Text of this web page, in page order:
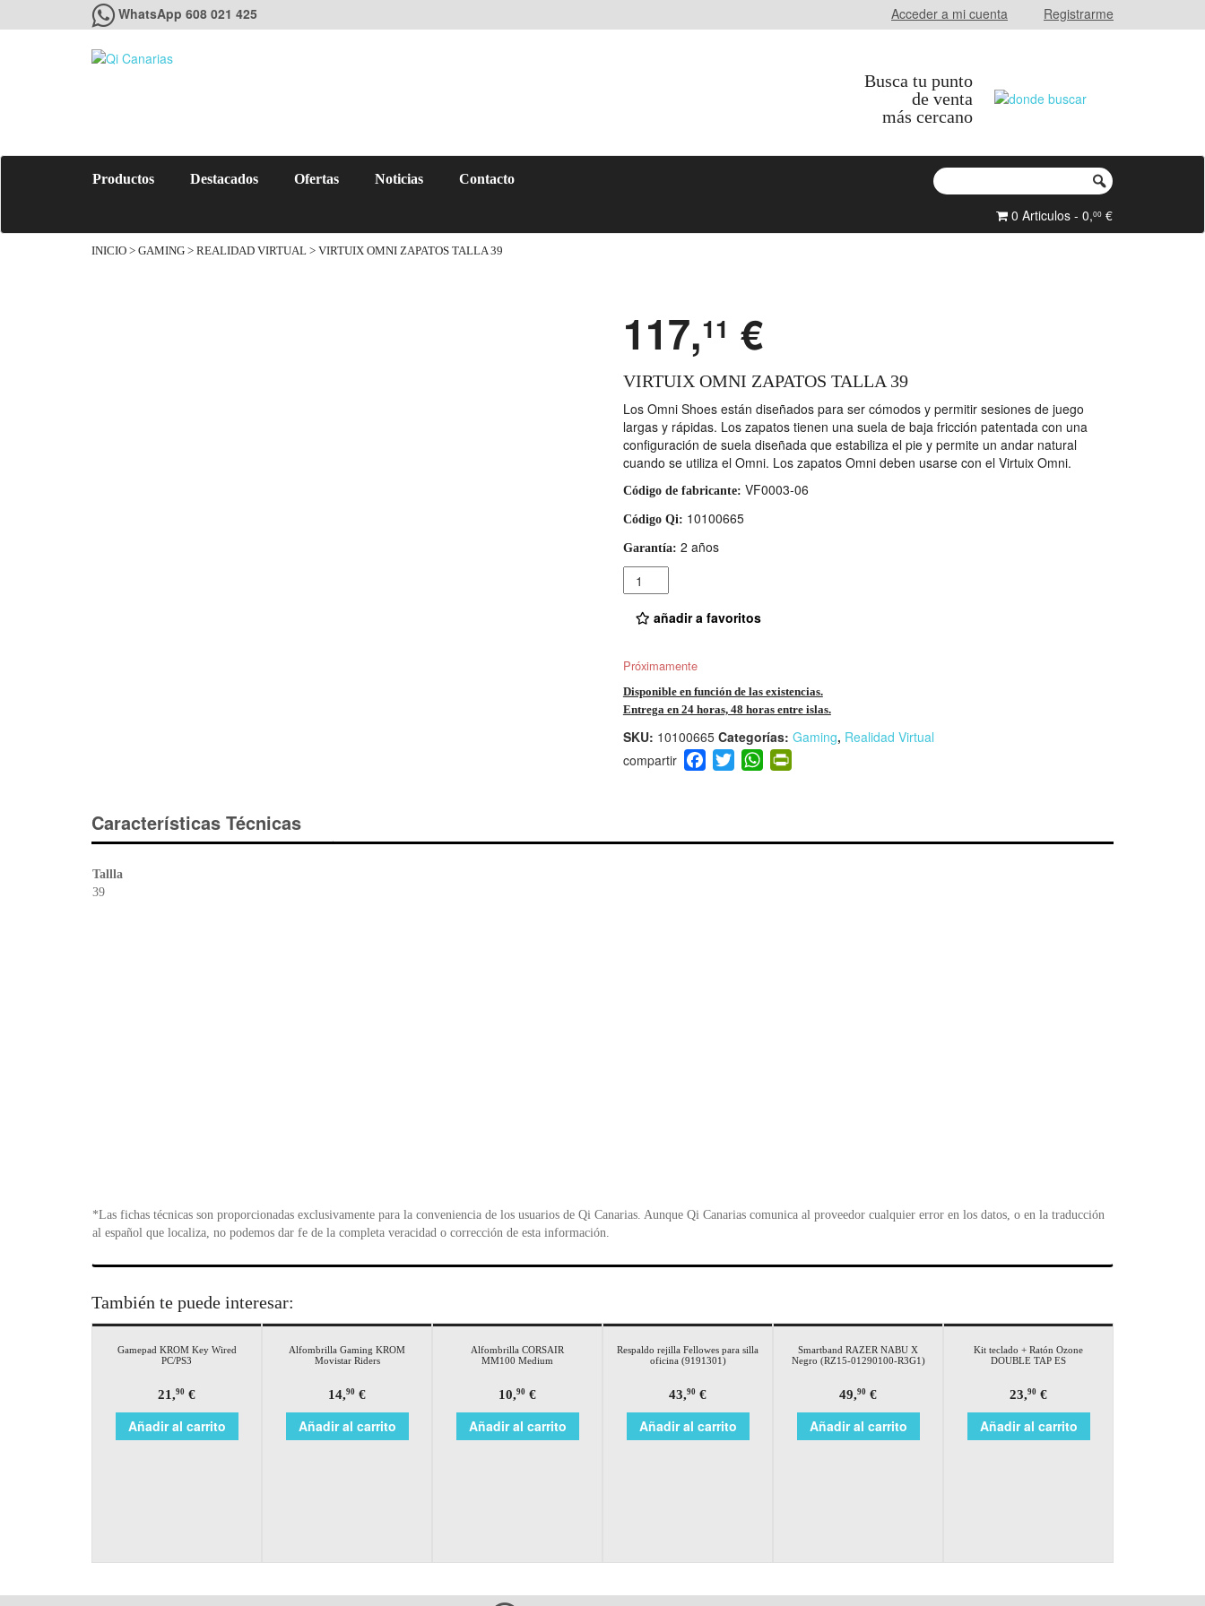
WhatsApp 608 021 425 Acceder a mi cuenta Registrarme
Busca tu punto
de venta
más cercano
Productos Destacados Ofertas Noticias Contacto
0 Articulos - 0,00 €
INICIO > GAMING > REALIDAD VIRTUAL > VIRTUIX OMNI ZAPATOS TALLA 39
117,11 €
VIRTUIX OMNI ZAPATOS TALLA 39
Los Omni Shoes están diseñados para ser cómodos y permitir sesiones de juego
largas y rápidas. Los zapatos tienen una suela de baja fricción patentada con una
configuración de suela diseñada que estabiliza el pie y permite un andar natural
cuando se utiliza el Omni. Los zapatos Omni deben usarse con el Virtuix Omni.
Código de fabricante: VF0003-06
Código Qi: 10100665
Garantía: 2 años
Cantidad
añadir a favoritos
Próximamente
Disponible en función de las existencias.
Entrega en 24 horas, 48 horas entre islas.
SKU: 10100665 Categorías: Gaming, Realidad Virtual
F
a
b
T
wi
W
h
A
Pr
in
e
Características Técnicas
Tallla
39
*Las fichas técnicas son proporcionadas exclusivamente para la conveniencia de los usuarios de Qi Canarias. Aunque Qi Canarias comunica al proveedor cualquier error en los datos, o en la traducción
al español que localiza, no podemos dar fe de la completa veracidad o corrección de esta información.
También te puede interesar:
Gamepad KROM Key Wired
PC/PS3
21,90 €
Añadir al carrito
Alfombrilla Gaming KROM
Movistar Riders
14,90 €
Añadir al carrito
Alfombrilla CORSAIR
MM100 Medium
10,90 €
Añadir al carrito
Respaldo rejilla Fellowes para silla
oficina (9191301)
43,90 €
Añadir al carrito
Smartband RAZER NABU X
Negro (RZ15-01290100-R3G1)
49,90 €
Añadir al carrito
Kit teclado + Ratón Ozone
DOUBLE TAP ES
23,90 €
Añadir al carrito